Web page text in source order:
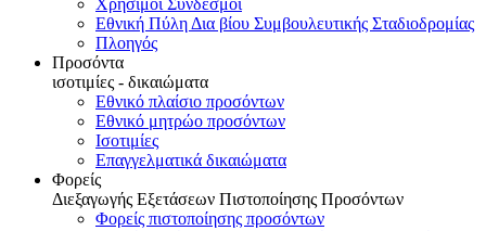
Χρήσιμοι Σύνδεσμοι
Εθνική Πύλη Δια βίου Συμβουλευτικής Σταδιοδρομίας
Πλοηγός
Προσόντα
ισοτιμίες - δικαιώματα
Εθνικό πλαίσιο προσόντων
Εθνικό μητρώο προσόντων
Ισοτιμίες
Επαγγελματικά δικαιώματα
Φορείς
Διεξαγωγής Εξετάσεων Πιστοποίησης Προσόντων
Φορείς πιστοποίησης προσόντων